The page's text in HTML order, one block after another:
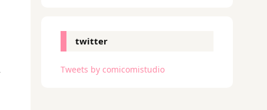
twitter
Tweets by comicomistudio